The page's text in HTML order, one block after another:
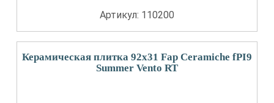
Артикул: 110200
Керамическая плитка 92x31 Fap Ceramiche fPI9
Summer Vento RT